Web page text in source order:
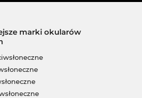
marki okularów